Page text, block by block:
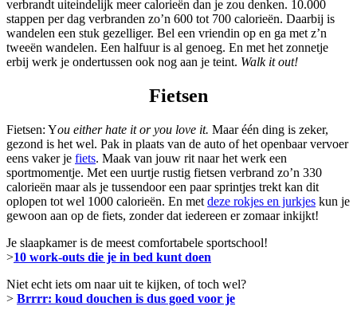
verbrandt uiteindelijk meer calorieën dan je zou denken. 10.000
stappen per dag verbranden zo’n 600 tot 700 calorieën. Daarbij is
wandelen een stuk gezelliger. Bel een vriendin op en ga met z’n
tweeën wandelen. Een halfuur is al genoeg. En met het zonnetje
erbij werk je ondertussen ook nog aan je teint. Walk it out!
Fietsen
Fietsen: You either hate it or you love it. Maar één ding is zeker,
gezond is het wel. Pak in plaats van de auto of het openbaar vervoer
eens vaker je fiets. Maak van jouw rit naar het werk een
sportmomentje. Met een uurtje rustig fietsen verbrand zo’n 330
calorieën maar als je tussendoor een paar sprintjes trekt kan dit
oplopen tot wel 1000 calorieën. En met deze rokjes en jurkjes kun je
gewoon aan op de fiets, zonder dat iedereen er zomaar inkijkt!
Je slaapkamer is de meest comfortabele sportschool!
>10 work-outs die je in bed kunt doen
Niet echt iets om naar uit te kijken, of toch wel?
> Brrrr: koud douchen is dus goed voor je